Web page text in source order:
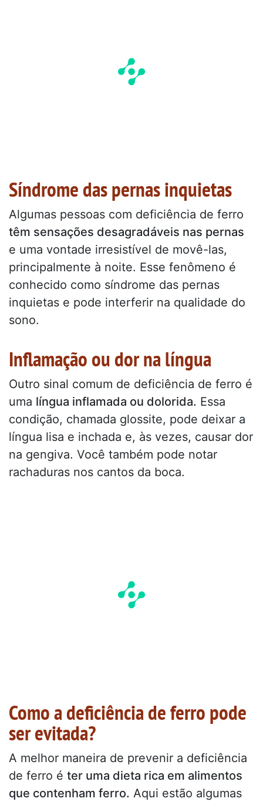
Síndrome das pernas inquietas
Algumas pessoas com deficiência de ferro
têm sensações desagradáveis nas pernas
e uma vontade irresistível de movê-las,
principalmente à noite. Esse fenômeno é
conhecido como síndrome das pernas
inquietas e pode interferir na qualidade do
sono.
Inflamação ou dor na língua
Outro sinal comum de deficiência de ferro é
uma língua inflamada ou dolorida. Essa
condição, chamada glossite, pode deixar a
língua lisa e inchada e, às vezes, causar dor
na gengiva. Você também pode notar
rachaduras nos cantos da boca.
Como a deficiência de ferro pode
ser evitada?
A melhor maneira de prevenir a deficiência
de ferro é ter uma dieta rica em alimentos
que contenham ferro. Aqui estão algumas